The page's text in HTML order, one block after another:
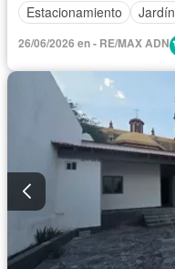
Estacionamiento
Jardín
26/06/2026 en - RE/MAX ADN